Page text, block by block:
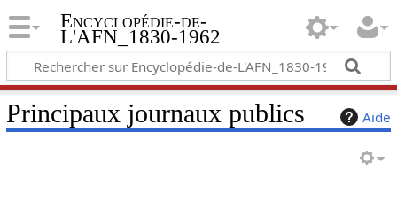
Encyclopédie-de-
L'AFN_1830-1962
Aide
Principaux journaux publics